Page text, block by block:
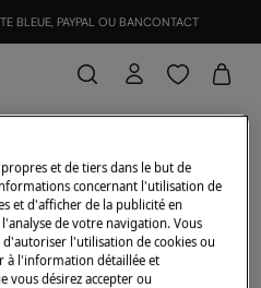
BLEUE, PAYPAL OU BANCONTACT
pas d'articles en stock de
et de tiers dans le but de
concernant l'utilisation de
et d'afficher de la publicité en
de votre navigation. Vous
d'autoriser l'utilisation de cookies ou
à l'information détaillée et
vous désirez accepter ou